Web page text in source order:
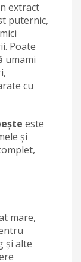
extract
puternic,
Poate
umami
cu
este
și
mare,
și alte